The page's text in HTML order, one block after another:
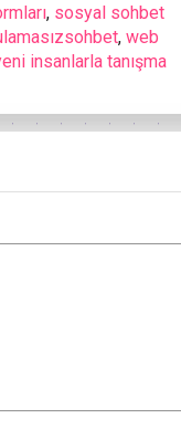
, sosyal sohbet
, web
insanlarla tanışma